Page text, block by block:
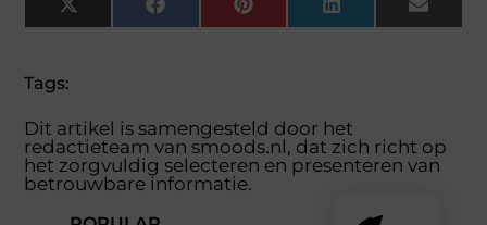
X
(Twitter)
FacebookPinterestLinkedInEmail
Tags:
Dit artikel is samengesteld door het
redactieteam van smoods.nl, dat zich richt op
het zorgvuldig selecteren en presenteren van
betrouwbare informatie.